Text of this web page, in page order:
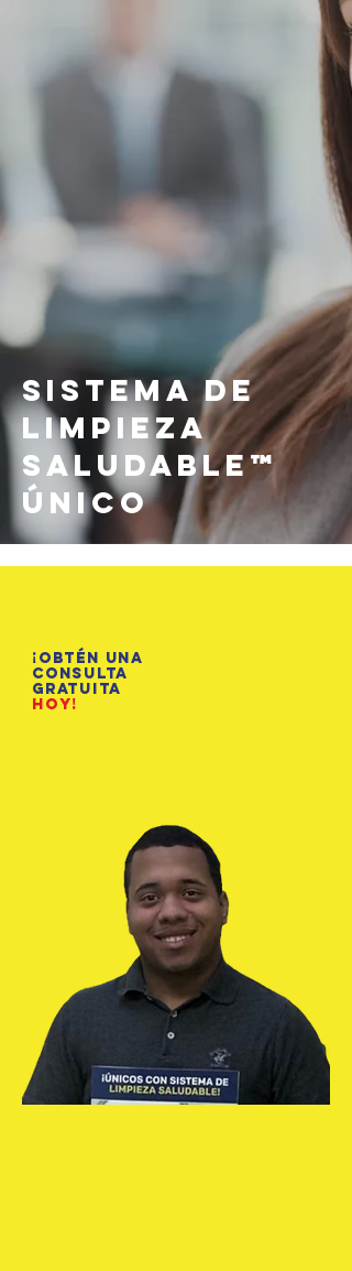
Sistema de
Limpieza
Saludable™
Único
¡Obtén una
consulta
gratuita
hoy!